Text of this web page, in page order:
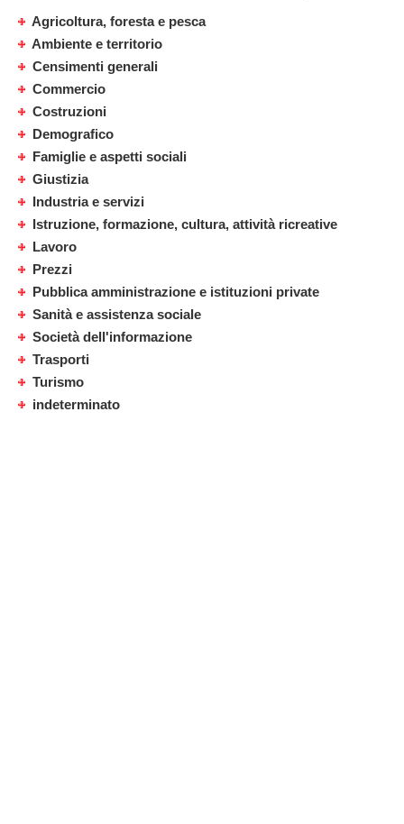
Agricoltura, foresta e pesca
Ambiente e territorio
Censimenti generali
Commercio
Costruzioni
Demografico
Famiglie e aspetti sociali
Giustizia
Industria e servizi
Istruzione, formazione, cultura, attività ricreative
Lavoro
Prezzi
Pubblica amministrazione e istituzioni private
Sanità e assistenza sociale
Società dell'informazione
Trasporti
Turismo
indeterminato